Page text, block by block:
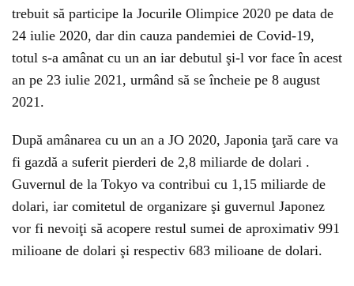
trebuit să participe la Jocurile Olimpice 2020 pe data de
24 iulie 2020, dar din cauza pandemiei de Covid-19,
totul s-a amânat cu un an iar debutul şi-l vor face în acest
an pe 23 iulie 2021, urmând să se încheie pe 8 august
2021.
După amânarea cu un an a JO 2020, Japonia ţară care va
fi gazdă a suferit pierderi de 2,8 miliarde de dolari .
Guvernul de la Tokyo va contribui cu 1,15 miliarde de
dolari, iar comitetul de organizare şi guvernul Japonez
vor fi nevoiţi să acopere restul sumei de aproximativ 991
milioane de dolari şi respectiv 683 milioane de dolari.